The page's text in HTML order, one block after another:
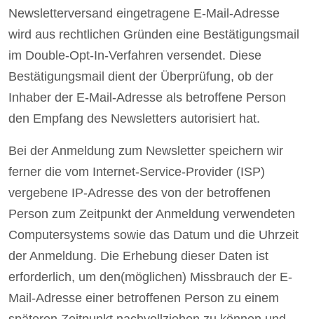
Newsletterversand eingetragene E-Mail-Adresse
wird aus rechtlichen Gründen eine Bestätigungsmail
im Double-Opt-In-Verfahren versendet. Diese
Bestätigungsmail dient der Überprüfung, ob der
Inhaber der E-Mail-Adresse als betroffene Person
den Empfang des Newsletters autorisiert hat.
Bei der Anmeldung zum Newsletter speichern wir
ferner die vom Internet-Service-Provider (ISP)
vergebene IP-Adresse des von der betroffenen
Person zum Zeitpunkt der Anmeldung verwendeten
Computersystems sowie das Datum und die Uhrzeit
der Anmeldung. Die Erhebung dieser Daten ist
erforderlich, um den(möglichen) Missbrauch der E-
Mail-Adresse einer betroffenen Person zu einem